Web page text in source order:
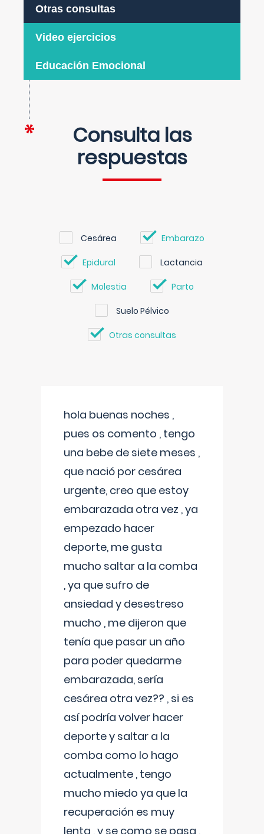
Otras consultas
Video ejercicios
Educación Emocional
Consulta las
respuestas
Cesárea Embarazo
Epidural Lactancia
Molestia Parto
Suelo Pélvico
Otras consultas
hola buenas noches ,
pues os comento , tengo
una bebe de siete meses ,
que nació por cesárea
urgente, creo que estoy
embarazada otra vez , ya
empezado hacer
deporte, me gusta
mucho saltar a la comba
, ya que sufro de
ansiedad y desestreso
mucho , me dijeron que
tenía que pasar un año
para poder quedarme
embarazada, sería
cesárea otra vez?? , si es
así podría volver hacer
deporte y saltar a la
comba como lo hago
actualmente , tengo
mucho miedo ya que la
recuperación es muy
lenta , y se como se pasa ,